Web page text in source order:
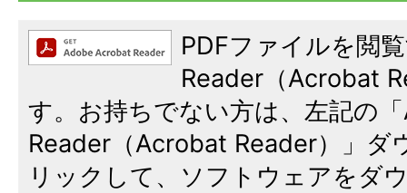
PDFファイルを閲
Reader（Acrobat
す。お持ちでない方は、左記の
Reader（Acrobat Reader）」ダ
リックして、ソフトウェアをダ